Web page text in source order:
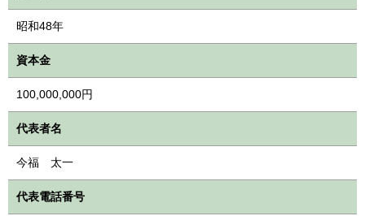
昭和48年
資本金
100,000,000円
代表者名
今福 太一
代表電話番号